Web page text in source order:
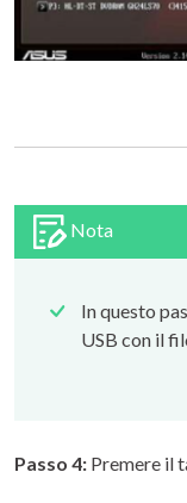
Nota
In questo
USB con il
Passo 4: Premere il